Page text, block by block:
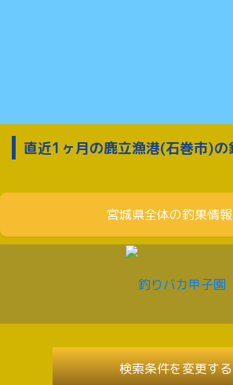
直近1ヶ月の鹿立漁港(石巻市)の
宮城県全体の釣果情
検索条件を変更する